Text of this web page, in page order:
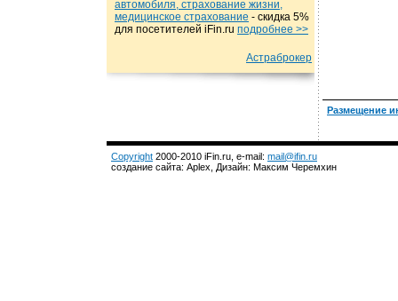
автомобиля, страхование жизни,
медицинское страхование - cкидка 5%
для посетителей iFin.ru подробнеe >>
Астраброкер
Размещение
Copyright 2000-2010 iFin.ru, e-mail: mail@ifin.ru
создание сайта: Aplex, Дизайн: Максим Черемхин